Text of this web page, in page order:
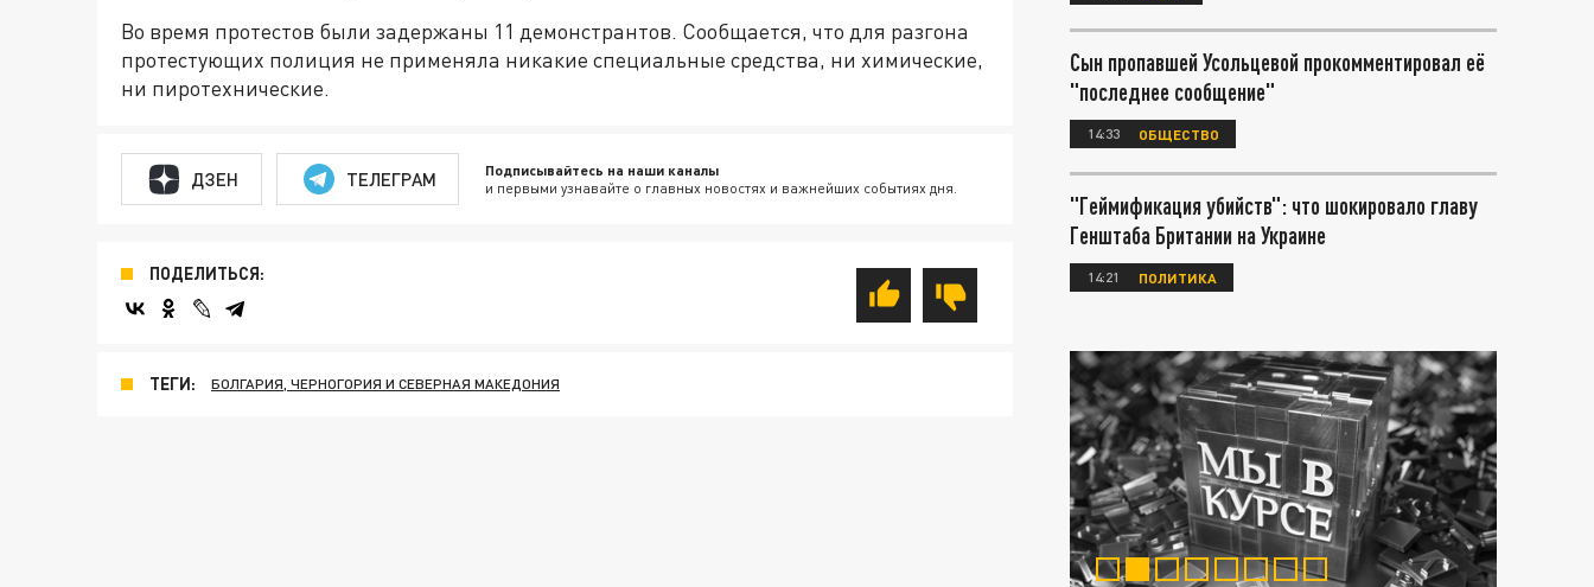
Во время протестов были задержаны 11 демонстрантов. Сообщается, что для разгона
протестующих полиция не применяла никакие специальные средства, ни химические,
ни пиротехнические.
ДЗЕН ТЕЛЕГРАМ Подписывайтесь на наши каналы
и первыми узнавайте о главных новостях и важнейших событиях дня.
ПОДЕЛИТЬСЯ:
ТЕГИ: БОЛГАРИЯ, ЧЕРНОГОРИЯ И СЕВЕРНАЯ МАКЕДОНИЯ
Сын пропавшей Усольцевой прокомментировал её
"последнее сообщение"
14:33 ОБЩЕСТВО
"Геймификация убийств": что шокировало главу
Генштаба Британии на Украине
14:21 ПОЛИТИКА